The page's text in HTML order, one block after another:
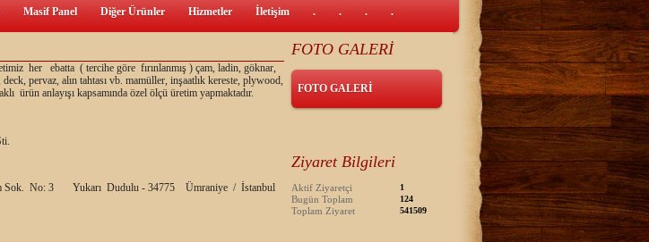
Masif Panel Diğer Ürünler Hizmetler İletişim . . . .
her ebatta ( tercihe göre fırınlanmış ) çam, ladin, göknar,
pervaz, alın tahtası vb. mamüller, inşaatlık kereste, plywood,
ürün anlayışı kapsamında özel ölçü üretim yapmaktadır.
Sok. No: 3 Yukarı Dudulu - 34775 Ümraniye / İstanbul
FOTO GALERİ
FOTO GALERİ
Ziyaret Bilgileri
Aktif Ziyaretçi 1
Bugün Toplam 124
Toplam Ziyaret 541509